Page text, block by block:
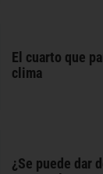
El cuarto que
clima
¿Se puede dar